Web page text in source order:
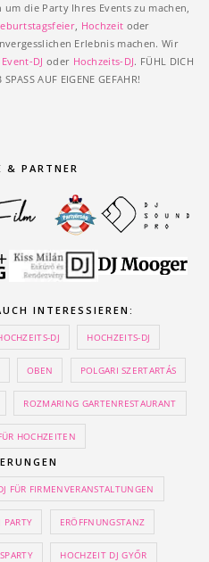
die Party Ihres Events zu machen,
, Hochzeit oder
Erlebnis machen. Wir
Event-DJ oder Hochzeits-DJ. FÜHL DICH
AUF EIGENE GEFAHR!
& PARTNER
INTERESSIEREN:
DJ HOCHZEITS-DJ
OBEN POLGARI SZERTARTÁS
ROZMARING GARTENRESTAURANT
HOCHZEITEN
FÜR FIRMENVERANSTALTUNGEN
PARTY ERÖFFNUNGSTANZ
HOCHZEIT DJ GYŐR